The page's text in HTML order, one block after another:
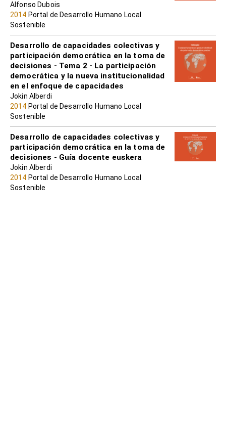
Alfonso Dubois
2014 Portal de Desarrollo Humano Local
Sostenible
Desarrollo de capacidades colectivas y
participación democrática en la toma de
decisiones - Tema 2 - La participación
democrática y la nueva institucionalidad
en el enfoque de capacidades
Jokin Alberdi
2014 Portal de Desarrollo Humano Local
Sostenible
Desarrollo de capacidades colectivas y
participación democrática en la toma de
decisiones - Guía docente euskera
Jokin Alberdi
2014 Portal de Desarrollo Humano Local
Sostenible